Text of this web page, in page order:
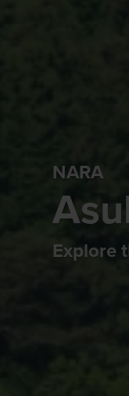
NARA
Explore